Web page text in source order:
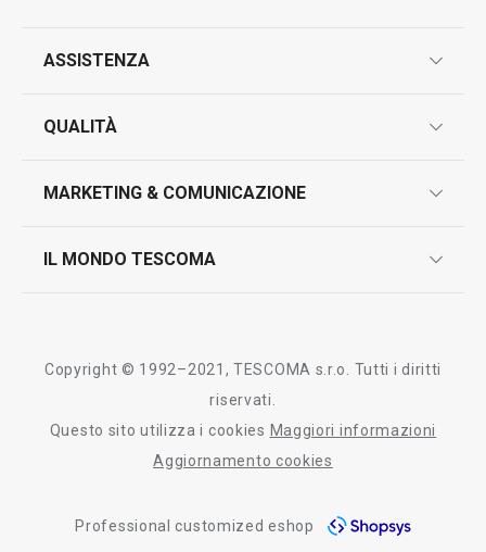
ASSISTENZA
contatti
QUALITÀ
test sui prodotti
MARKETING & COMUNICAZIONE
IL MONDO TESCOMA
Tescoma nel mondo
informativa whistleblowing
Copyright © 1992–2021, TESCOMA s.r.o. Tutti i diritti
riservati.
Questo sito utilizza i cookies Maggiori informazioni
Aggiornamento cookies
Professional customized eshop